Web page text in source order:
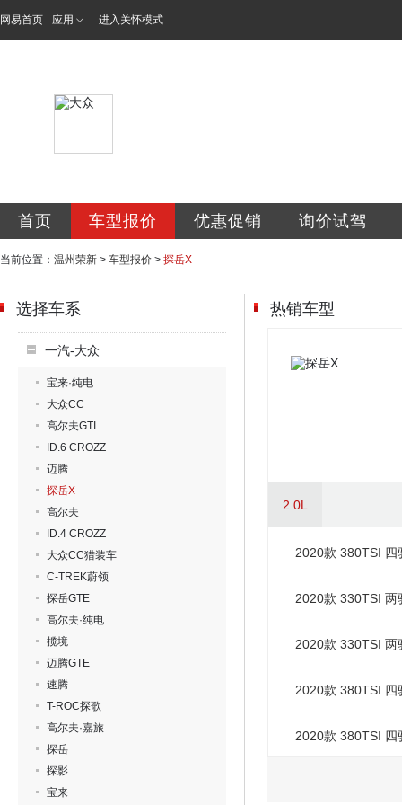
网易首页 应用 进入关怀模式
首页 车型报价 优惠促销 询价试驾
当前位置： 温州荣新 > 车型报价 > 探岳X
选择车系
一汽-大众
宝来·纯电
大众CC
高尔夫GTI
ID.6 CROZZ
迈腾
探岳X
高尔夫
ID.4 CROZZ
大众CC猎装车
C-TREK蔚领
探岳GTE
高尔夫·纯电
揽境
迈腾GTE
速腾
T-ROC探歌
高尔夫·嘉旅
探岳
探影
宝来
热销车型
2.0L
2020款 380TSI 四
2020款 330TSI 两
2020款 330TSI 两
2020款 380TSI 四
2020款 380TSI 四